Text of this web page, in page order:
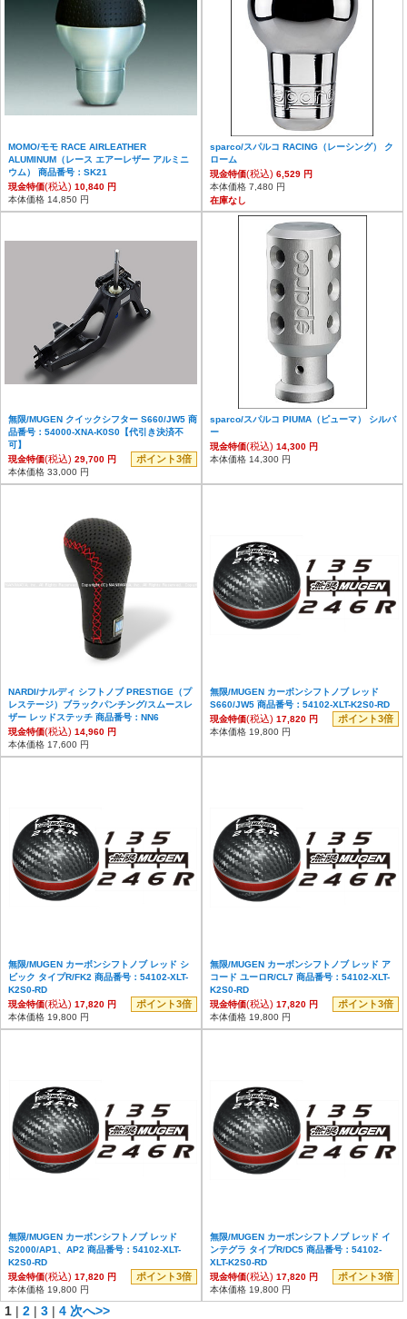
MOMO/モモ RACE AIRLEATHER
ALUMINUM（レース エアーレザー アルミニ
ウム） 商品番号：SK21
現金特価(税込) 10,840 円
本体価格 14,850 円
sparco/スパルコ RACING（レーシング） ク
ローム
現金特価(税込) 6,529 円
本体価格 7,480 円
在庫なし
無限/MUGEN クイックシフター S660/JW5 商
品番号：54000-XNA-K0S0【代引き決済不
可】
現金特価(税込) 29,700 円 ポイント3倍
本体価格 33,000 円
sparco/スパルコ PIUMA（ピューマ） シルバ
ー
現金特価(税込) 14,300 円
本体価格 14,300 円
NARDI/ナルディ シフトノブ PRESTIGE（プ
レステージ）ブラックパンチング/スムースレ
ザー レッドステッチ 商品番号：NN6
現金特価(税込) 14,960 円
本体価格 17,600 円
無限/MUGEN カーボンシフトノブ レッド
S660/JW5 商品番号：54102-XLT-K2S0-RD
現金特価(税込) 17,820 円 ポイント3倍
本体価格 19,800 円
無限/MUGEN カーボンシフトノブ レッド シ
ビック タイプR/FK2 商品番号：54102-XLT-
K2S0-RD
現金特価(税込) 17,820 円 ポイント3倍
本体価格 19,800 円
無限/MUGEN カーボンシフトノブ レッド ア
コード ユーロR/CL7 商品番号：54102-XLT-
K2S0-RD
現金特価(税込) 17,820 円 ポイント3倍
本体価格 19,800 円
無限/MUGEN カーボンシフトノブ レッド
S2000/AP1、AP2 商品番号：54102-XLT-
K2S0-RD
現金特価(税込) 17,820 円 ポイント3倍
本体価格 19,800 円
無限/MUGEN カーボンシフトノブ レッド イ
ンテグラ タイプR/DC5 商品番号：54102-
XLT-K2S0-RD
現金特価(税込) 17,820 円 ポイント3倍
本体価格 19,800 円
1 | 2 | 3 | 4 次へ>>